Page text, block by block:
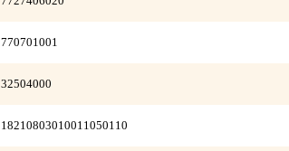
770701001
32504000
18210803010011050110